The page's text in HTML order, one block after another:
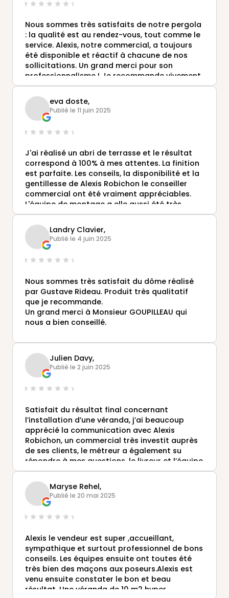
Nous sommes très satisfaits de notre pergola
: la qualité est au rendez-vous, tout comme le
service. Alexis, notre commercial, a toujours
été disponible et réactif à chacune de nos
sollicitations. Un grand merci pour son
professionnalisme ! Je recommande vivement.
eva doste,
Publié le 11 juin 2025
J'ai réalisé un abri de terrasse et le résultat
correspond à 100% à mes attentes. La finition
est parfaite. Les conseils, la disponibilité et la
gentillesse de Alexis Robichon le conseiller
commercial ont été vraiment appréciables.
L'équipe de montage a elle aussi été très
professionnelle et à l'écoute. Je recommence
vivement Gustave Rideau.
Landry Clavier,
Publié le 4 juin 2025
Nous sommes très satisfait du dôme réalisé
par Gustave Rideau. Produit très qualitatif
que je recommande.
Un grand merci à Monsieur GOUPILLEAU qui
nous a bien conseillé.
Julien Davy,
Publié le 2 juin 2025
Satisfait du résultat final concernant
l’installation d’une véranda, j’ai beaucoup
apprécié la communication avec Alexis
Robichon, un commercial très investit auprès
de ses clients, le métreur a également su
répondre à mes questions, le livreur et l’équipe
de pose ont été professionnel aussi n’hésitant
pas à communiquer par téléphone avant
d’intervenir. Je recommande cette agence!
Maryse Rehel,
Publié le 20 mai 2025
Alexis le vendeur est super ,accueillant,
sympathique et surtout professionnel de bons
conseils. Les équipes ensuite ont toutes été
très bien des maçons aux poseurs.Alexis est
venu ensuite constater le bon et beau
résultat. Une véranda de 10 m2 hyper